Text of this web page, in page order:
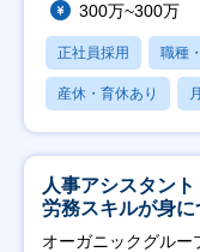
300万~300万
正社員採用 職種
産休・育休あり
人事アシスタン
労務スキルが身
会社】
オーガニックグルー